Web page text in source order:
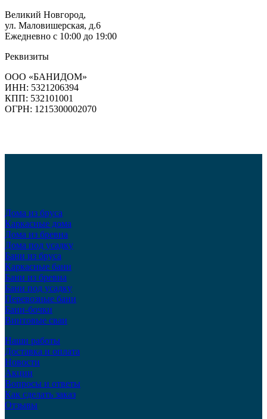
Великий Новгород,
ул. Маловишерская, д.6
Ежедневно с 10:00 до 19:00
Реквизиты
ООО «БАНИДОМ»
ИНН: 5321206394
КПП: 532101001
ОГРН: 1215300002070
Дома из бруса
Каркасные дома
Дома из бревна
Дома под усадку
Бани из бруса
Каркасные бани
Бани из бревна
Бани под усадку
Перевозные бани
Бани-бочки
Винтовые сваи
Наши работы
Доставка и оплата
Новости
Акции
Вопросы и ответы
Как сделать заказ
Отзывы